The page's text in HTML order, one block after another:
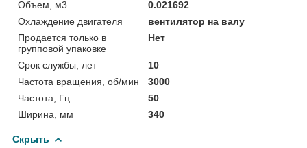
Объем, м3
0.021692
Охлаждение двигателя
вентилятор на валу
Продается только в
групповой упаковке
Нет
Срок службы, лет
10
Частота вращения, об/мин
3000
Частота, Гц
50
Ширина, мм
340
Скрыть